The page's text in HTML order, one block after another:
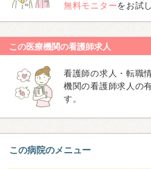
無料モニターをお試
この医療機関の看護師求人
看護師の求人・転職
機関の看護師求人の
す。
この病院のメニュー